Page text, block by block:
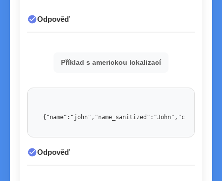
check_circleOdpověď
Příklad s americkou lokalizací
check_circleOdpověď